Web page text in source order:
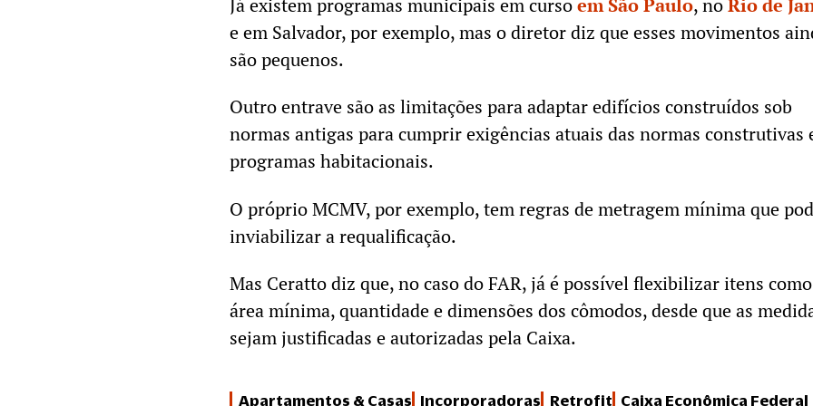
Já existem programas municipais em cursoem São Paulo, noRio de
e em Salvador, por exemplo, mas o diretor diz que esses movimentos
são pequenos.
Outro entrave são as limitações para adaptar edifícios construídos sob
normas antigas para cumprir exigências atuais das normas construtivas
programas habitacionais.
O próprio MCMV, por exemplo, tem regras de metragem mínima que
inviabilizar a requalificação.
Mas Ceratto diz que, no caso do FAR, já é possível flexibilizar itens
área mínima, quantidade e dimensões dos cômodos, desde que as
sejam justificadas e autorizadas pela Caixa.
Apartamentos & Casas Incorporadoras Retrofit Caixa Econômica Federal